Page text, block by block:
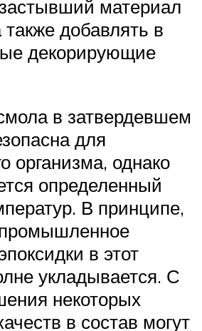
материал
также добавлять в
декорирующие
в затвердевшем
для
организма, однако
определенный
В принципе,
в этот
укладывается. С
некоторых
в состав могут